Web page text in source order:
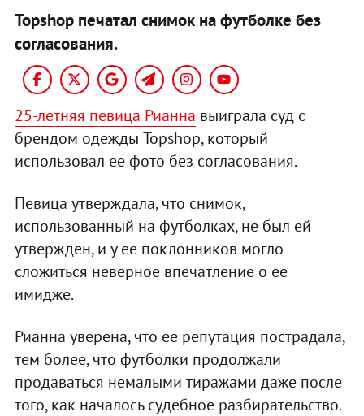
Topshop печатал снимок на футболке без
согласования.
25-летняя певица Рианна выиграла суд с
брендом одежды Topshop, который
использовал ее фото без согласования.
Певица утверждала, что снимок,
использованный на футболках, не был ей
утвержден, и у ее поклонников могло
сложиться неверное впечатление о ее
имидже.
Рианна уверена, что ее репутация пострадала,
тем более, что футболки продолжали
продаваться немалыми тиражами даже после
того, как началось судебное разбирательство.